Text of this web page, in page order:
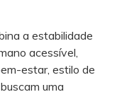
a estabilidade
acessível,
estar, estilo de
uma